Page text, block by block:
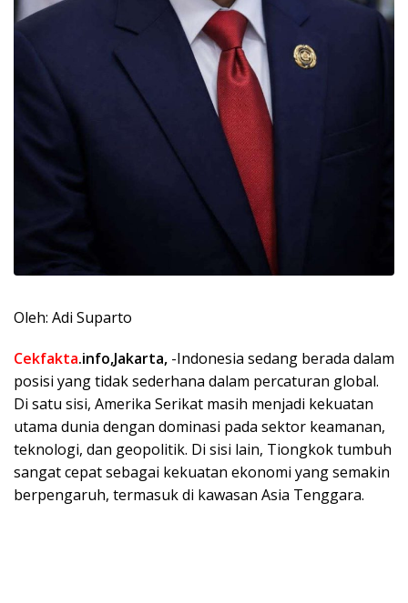
Oleh: Adi Suparto
Cekfakta.info,Jakarta, -Indonesia sedang berada dalam
posisi yang tidak sederhana dalam percaturan global.
Di satu sisi, Amerika Serikat masih menjadi kekuatan
utama dunia dengan dominasi pada sektor keamanan,
teknologi, dan geopolitik. Di sisi lain, Tiongkok tumbuh
sangat cepat sebagai kekuatan ekonomi yang semakin
berpengaruh, termasuk di kawasan Asia Tenggara.